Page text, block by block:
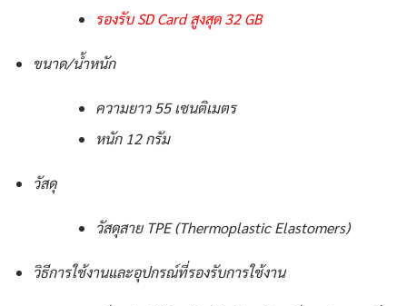
รองรับ SD Card สูงสุด 32 GB
ขนาด/น้ำหนัก
ความยาว 55 เซนติเมตร
หนัก 12 กรัม
วัสดุ
วัสดุสาย TPE (Thermoplastic Elastomers)
วิธีการใช้งานและอุปกรณ์ที่รองรับการใช้งาน